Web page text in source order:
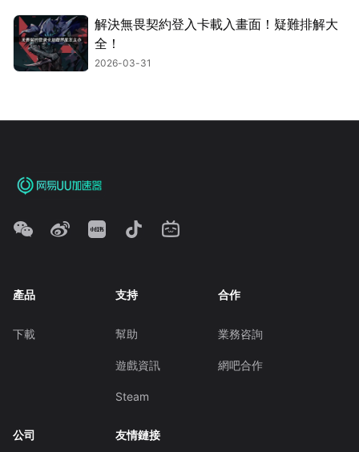
解決無畏契約登入卡載入畫面！疑難排解大
全！
2026-03-31
產品
下載
支持
幫助
遊戲資訊
Steam
合作
業務咨詢
網吧合作
公司 友情鏈接